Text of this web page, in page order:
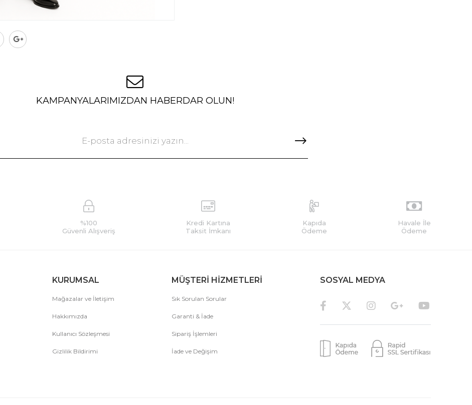
KAMPANYALARIMIZDAN HABERDAR OLUN!
%100
Güvenli Alışveriş
Kredi Kartına
Taksit İmkanı
Kapıda
Ödeme
Havale İle
Ödeme
KURUMSAL
Mağazalar ve İletişim
Hakkımızda
Kullanıcı Sözleşmesi
Gizlilik Bildirimi
MÜŞTERİ HİZMETLERİ
Sık Sorulan Sorular
Garanti & İade
Sipariş İşlemleri
İade ve Değişim
SOSYAL MEDYA